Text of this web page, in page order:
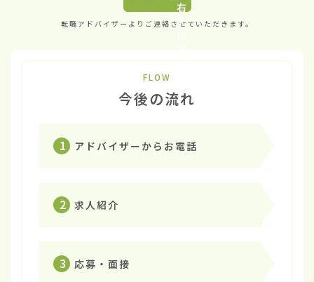
転職アドバイザーよりご連絡させていただきます。
FLOW
今後の流れ
1 アドバイザーからお電話
2 求人紹介
3 応募・面接